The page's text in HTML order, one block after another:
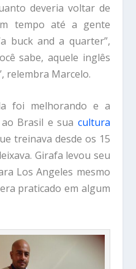
deveria voltar de
tempo até a gente
buck and a quarter”,
sabe, aquele inglês
relembra Marcelo.
foi melhorando e a
Brasil e sua cultura
treinava desde os 15
Girafa levou seu
Los Angeles mesmo
praticado em algum